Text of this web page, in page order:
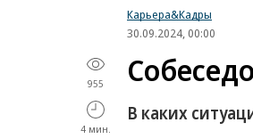
Карьера&Кадры
30.09.2024, 00:00
955
4 мин.
В каких